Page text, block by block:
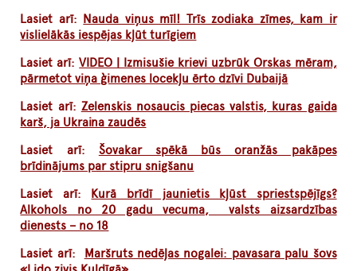
Lasiet arī:
Nauda viņus mīl! Trīs zodiaka zīmes, kam ir
vislielākās iespējas kļūt turīgiem
Lasiet arī:VIDEO | Izmisušie krievi uzbrūk Orskas mēram,
pārmetot viņa ģimenes locekļu ērto dzīvi Dubaijā
Lasiet arī: Zelenskis nosaucis piecas valstis, kuras gaida
karš, ja Ukraina zaudēs
Lasiet arī: Šovakar spēkā būs oranžās pakāpes
brīdinājums par stipru snigšanu
Lasiet arī:
Kurā brīdī jaunietis kļūst spriestspējīgs?
Alkohols no 20 gadu vecuma, valsts aizsardzības
dienests – no 18
Lasiet arī:
Maršruts nedēļas nogalei: pavasara palu šovs